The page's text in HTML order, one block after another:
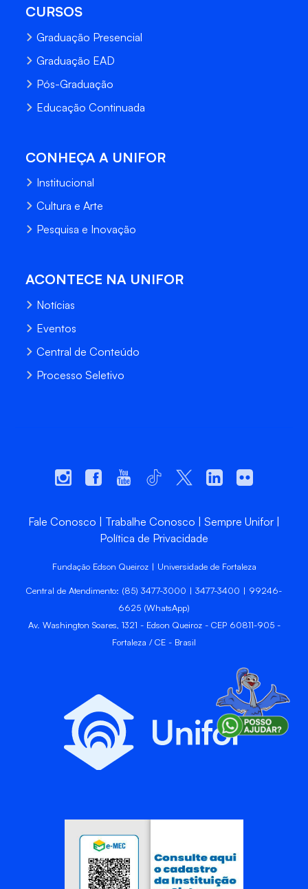
CURSOS
Graduação Presencial
Graduação EAD
Pós-Graduação
Educação Continuada
CONHEÇA A UNIFOR
Institucional
Cultura e Arte
Pesquisa e Inovação
ACONTECE NA UNIFOR
Notícias
Eventos
Central de Conteúdo
Processo Seletivo
Fale Conosco Trabalhe Conosco
Sempre Unifor
Política de Privacidade
Fundação Edson Queiroz | Universidade de Fortaleza
Central de Atendimento: (85) 3477-3000 | 3477-3400 | 99246-
6625 (WhatsApp)
Av. Washington Soares, 1321 - Edson Queiroz - CEP 60811-905 -
Fortaleza / CE - Brasil